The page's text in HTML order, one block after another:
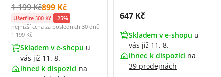
Původní cena s DPH:
1 199 KčCena s DPH:
899 Kč
Ušetříte 300 Kč -25%
nejnižší cena za posledních 30 dnů
1 199 Kč
Skladem v e-shopu u
vás již 11. 8.
ihned k dispozici na
Cena s DPH:
647 Kč
Skladem v e-shopu u
vás již 11. 8.
ihned k dispozici na
39 prodejnách